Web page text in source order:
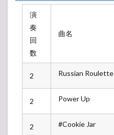
演
奏
回
数
曲名
2 Russian Roulette
2 Power Up
2 #Cookie Jar